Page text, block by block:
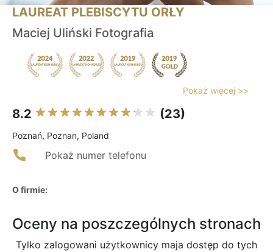
LAUREAT PLEBISCYTU ORŁY
Maciej Uliński Fotografia
Pokaż więcej >>
8.2 (23)
Poznań, Poznan, Poland
Pokaż numer telefonu
O firmie:
Oceny na poszczególnych stronach
Tylko zalogowani użytkownicy maja dostęp do tych